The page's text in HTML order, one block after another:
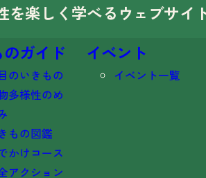
を楽しく学べる ウェブサイ
ガイド
のいきもの
多様性のめ
もの図鑑
かけコース
アクション
イベント
イベント一覧